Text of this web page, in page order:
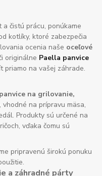
čistú prácu, ponúkame
kotlíky, ktoré zabezpečia
ocenia naše oceľové
originálne Paella panvice
priamo na vašej záhrade.
panvice na grilovanie,
, vhodné na prípravu mäsa,
Produkty sú určené na
vďaka čomu sú
pripravenú širokú ponuku
a záhradné párty